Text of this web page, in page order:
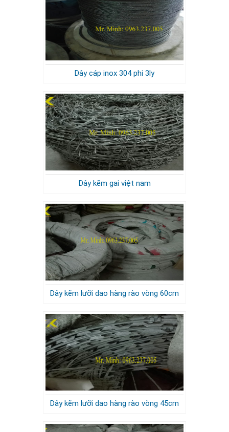
Dây cáp inox 304 phi 3ly
Dây kẽm gai việt nam
Dây kẽm lưỡi dao hàng rào vòng 60cm
Dây kẽm lưỡi dao hàng rào vòng 45cm